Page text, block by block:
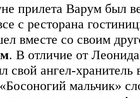
прилета Варум был
с ресторана
вместе со своим
. В отличие от
свой ангел-
мальчик»